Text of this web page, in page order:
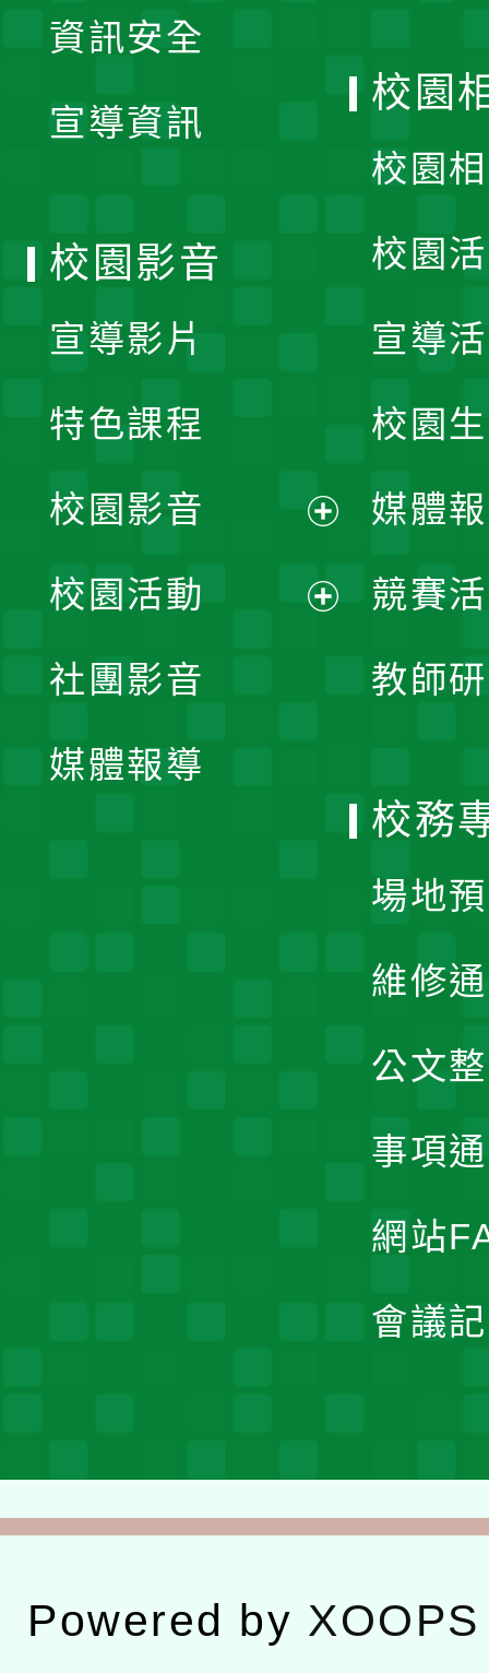
資訊安全
宣導資訊
校園
校園
校園
宣導
校園
媒體
競賽
教師
校園影音
宣導影片
特色課程
校園影音
開
校園活動
社團影音
媒體報導
校務
場地
維修
公文
事項
網站
會議
Powered by XOOPS